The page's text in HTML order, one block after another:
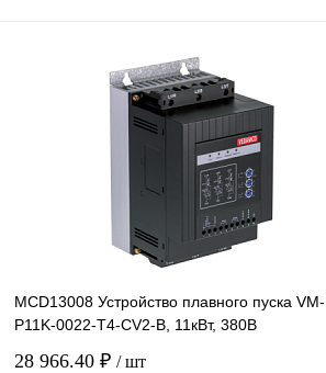
Сравнение
Под заказ
MCD13008 Устройство плавного пуска
P11K-0022-T4-CV2-B, 11кВт, 380В
28 966.40 ₽ / шт